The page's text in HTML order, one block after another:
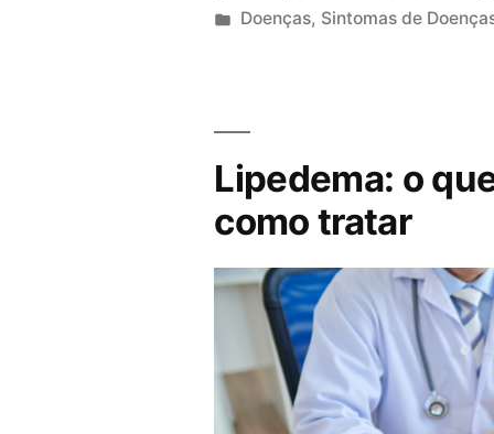
P
i
c
a
d
o
e
Doenças, Sintomas de
Lipedema: o
como tratar